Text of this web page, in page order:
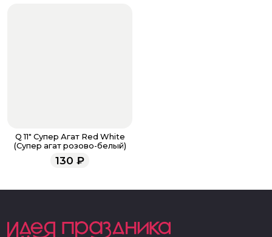
Q 11" Супер Агат Red White
(Супер агат розово-белый)
130 ₽